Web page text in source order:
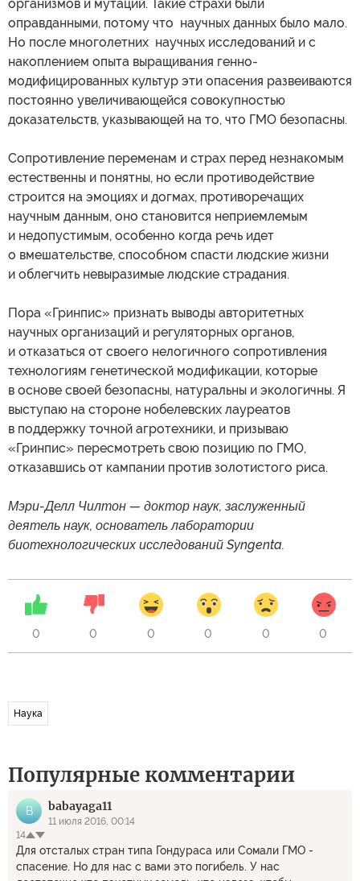
организмов и мутаций. Такие страхи были
оправданными, потому что научных данных было мало.
Но после многолетних научных исследований и с
накоплением опыта выращивания генно-
модифицированных культур эти опасения развеиваются
постоянно увеличивающейся совокупностью
доказательств, указывающей на то, что ГМО безопасны.
Сопротивление переменам и страх перед незнакомым
естественны и понятны, но если противодействие
строится на эмоциях и догмах, противоречащих
научным данным, оно становится неприемлемым
и недопустимым, особенно когда речь идет
о вмешательстве, способном спасти людские жизни
и облегчить невыразимые людские страдания.
Пора «Гринпис» признать выводы авторитетных
научных организаций и регуляторных органов,
и отказаться от своего нелогичного сопротивления
технологиям генетической модификации, которые
в основе своей безопасны, натуральны и экологичны. Я
выступаю на стороне нобелевских лауреатов
в поддержку точной агротехники, и призываю
«Гринпис» пересмотреть свою позицию по ГМО,
отказавшись от кампании против золотистого риса.
Мэри-Делл Чилтон — доктор наук, заслуженный
деятель наук, основатель лаборатории
биотехнологических исследований Syngenta.
0 0 0 0 0 0
Наука
Популярные комментарии
B babayaga11
11 июля 2016, 00:14
14
Для отсталых стран типа Гондураса или Сомали ГМО -
спасение. Но для нас с вами это погибель. У нас